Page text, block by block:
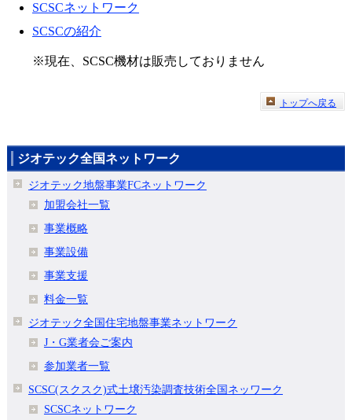
SCSCネットワーク
SCSCの紹介
※現在、SCSC機材は販売しておりません
トップへ戻る
ジオテック全国ネットワーク
ジオテック地盤事業FCネットワーク
加盟会社一覧
事業概略
事業設備
事業支援
料金一覧
ジオテック全国住宅地盤事業ネットワーク
J・G業者会ご案内
参加業者一覧
SCSC(スクスク)式土壌汚染調査技術全国ネッワーク
SCSCネットワーク